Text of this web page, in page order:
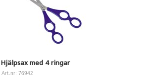
Hjälpsax med 4 ringar
Art.nr: 76942